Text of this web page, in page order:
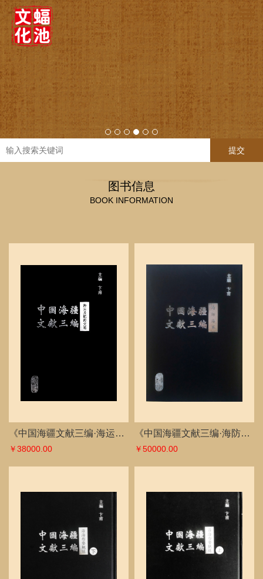
提交
图书信息
BOOK INFORMATION
《中国海疆文献三编·海运及航海交通》
￥38000.00
《中国海疆文献三编·海防海军》
￥50000.00